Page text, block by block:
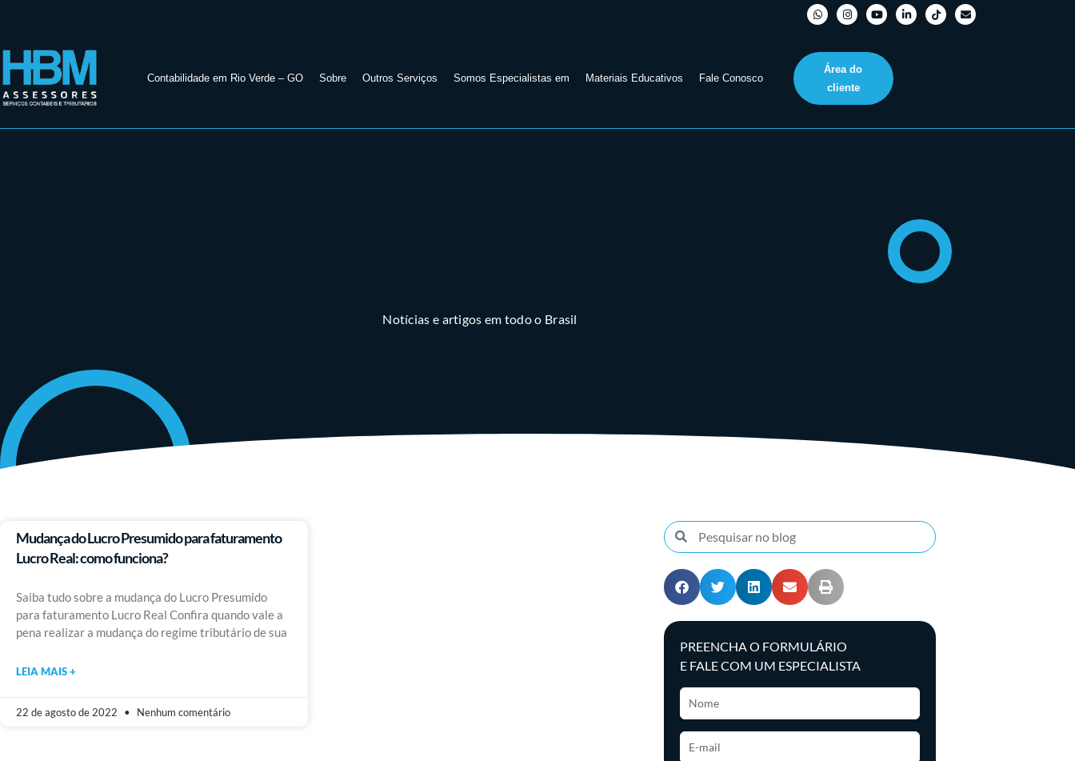
Contabilidade em Rio Verde – GO Sobre Outros Serviços Somos Especialistas em Materiais Educativos Fale Conosco
Área do
cliente
Notícias e artigos em todo o Brasil
Mudança do Lucro Presumido para faturamento
Lucro Real: como funciona?
Saiba tudo sobre a mudança do Lucro Presumido
para faturamento Lucro Real Confira quando vale a
pena realizar a mudança do regime tributário de sua
LEIA MAIS +
22 de agosto de 2022 Nenhum comentário
PREENCHA O FORMULÁRIO
E FALE COM UM ESPECIALISTA